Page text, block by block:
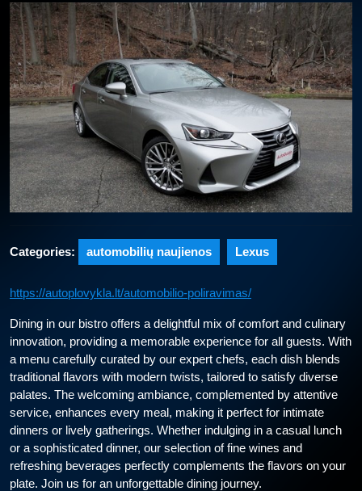
Categories: automobilių naujienos Lexus
https://autoplovykla.lt/automobilio-poliravimas/
Dining in our bistro offers a delightful mix of comfort and culinary
innovation, providing a memorable experience for all guests. With
a menu carefully curated by our expert chefs, each dish blends
traditional flavors with modern twists, tailored to satisfy diverse
palates. The welcoming ambiance, complemented by attentive
service, enhances every meal, making it perfect for intimate
dinners or lively gatherings. Whether indulging in a casual lunch
or a sophisticated dinner, our selection of fine wines and
refreshing beverages perfectly complements the flavors on your
plate. Join us for an unforgettable dining journey.